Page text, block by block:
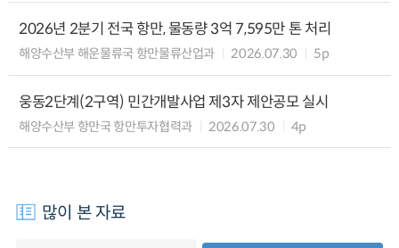
2026년 2분기 전국 항만, 물동량 3억 7,595만 톤 처리
해양수산부 해운물류국 항만물류산업과 2026.07.30 5p
웅동2단계(2구역) 민간개발사업 제3자 제안공모 실시
해양수산부 항만국 항만투자협력과 2026.07.30 4p
많이 본 자료